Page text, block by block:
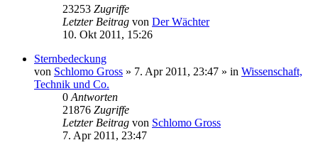
23253 Zugriffe
Letzter Beitrag von Der Wächter
10. Okt 2011, 15:26
Sternbedeckung
von Schlomo Gross » 7. Apr 2011, 23:47 » in Wissenschaft,
Technik und Co.
0 Antworten
21876 Zugriffe
Letzter Beitrag von Schlomo Gross
7. Apr 2011, 23:47